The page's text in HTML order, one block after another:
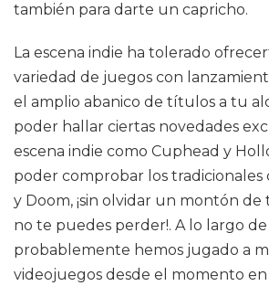
también para darte un capricho.
La escena indie ha tolerado
variedad de juegos con
el amplio abanico de títulos a tu
poder hallar ciertas novedades
escena indie como Cuphead y
poder comprobar los tradicionales
y Doom, ¡sin olvidar un montón
no te puedes perder!. A lo largo
probablemente hemos jugado a
videojuegos desde el momento en